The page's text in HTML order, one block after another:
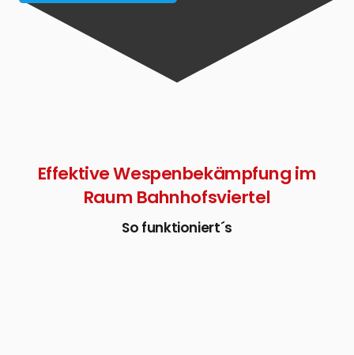
Effektive Wespenbekämpfung im
Raum Bahnhofsviertel
So funktioniert´s